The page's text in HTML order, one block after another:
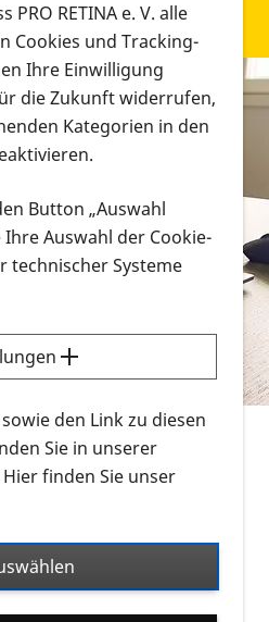
in verschiedenen
Sie nach Infonmaterial
bzw. herunterladen
dieErklärvideos zum
PRO RETINA-Website
Menschen an.
sämtliches Infomaterial
um ausschließlich
Audios oder Videos zu
und Broschüren werden in
RETINA e. V. alle
Cookies und Tracking-
Ihre Einwilligung
die Zukunft widerrufen,
Kategorien in den
Button „Auswahl
Auswahl der Cookie-
technischer Systeme
den Link zu diesen
Sie in unserer
Hier finden Sie unser